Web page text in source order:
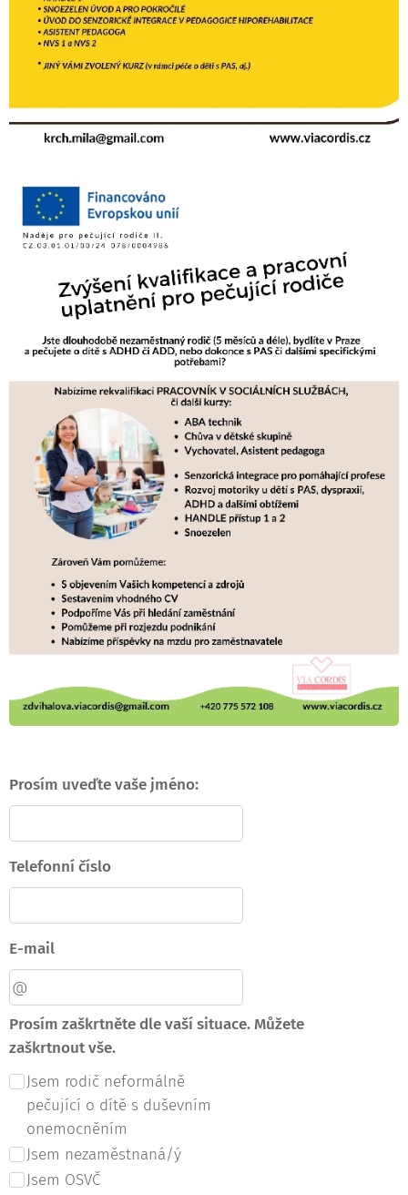
Prosím uveďte vaše jméno:
Telefonní číslo
E-mail
Prosím zaškrtněte dle vaší situace. Můžete
zaškrtnout vše.
Jsem rodič neformálně
pečující o dítě s duševním
onemocněním
Jsem nezaměstnaná/ý
Jsem OSVČ